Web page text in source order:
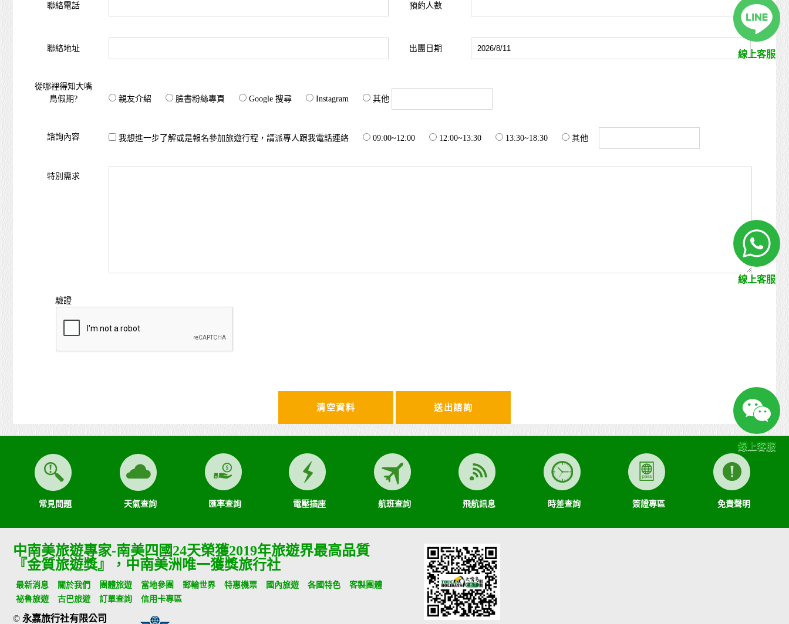
聯絡電話 預約人數
聯絡地址 出團日期
從哪裡得知大嘴
鳥假期?
親友介紹 臉書粉絲專頁 Google 搜尋 Instagram 其他
諮詢內容 我想進一步了解或是報名參加旅遊行程，請派專人跟我電話連絡 09:00~12:00 12:00~13:30 13:30~18:30 其他
特別需求
驗證
清空資料
常見問題 天氣查詢 匯率查詢 電壓插座 航班查詢 飛航訊息 時差查詢 簽證專區 免責聲明
中南美旅遊專家-南美四國24天榮獲2019年旅遊界最高品質
『金質旅遊獎』，中南美洲唯一獲獎旅行社
最新消息 關於我們 團體旅遊 當地參團 郵輪世界 特惠機票 國內旅遊 各國特色
客製團體
祕魯旅遊
古巴旅遊 訂單查詢 信用卡專區
© 永嘉旅行社有限公司
線上客服
線上客服
線上客服